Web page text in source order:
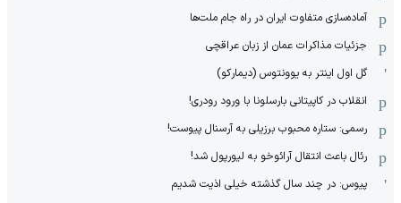
آماده‌سازی متفاوت ایران در راه جام ملت‌ها
جزئیات مذاکرات عمان از زبان عراقچی
گل اول اینتر به یوونتوس (دیمارکو)
انقلاب در کاپیتانی بارسلونا با ورود رودری!
رسمی: ستاره محبوب برزیلی به آرسنال پیوست!
رئال باعث انتقال آرائوخو به لیورپول شد!
پیوس: در چند سال گذشته خیلی اذیت شدیم